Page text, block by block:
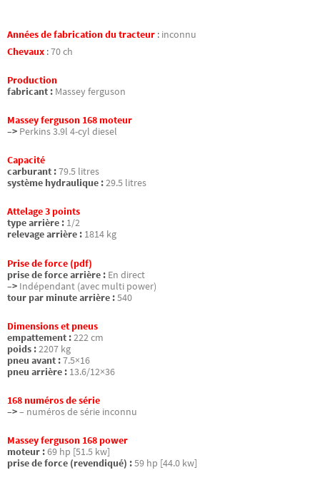
Années de fabrication du tracteur : inconnu
Chevaux :70 ch
Production
fabricant : Massey ferguson
Massey ferguson 168 moteur
–> Perkins 3.9l 4-cyl diesel
Capacité
carburant :79.5 litres
système hydraulique :29.5 litres
Attelage 3 points
type arrière : 1/2
relevage arrière : 1814 kg
Prise de force (pdf)
prise de force arrière : En direct
–> Indépendant (avec multi power)
tour par minute arrière :540
Dimensions et pneus
empattement :222 cm
poids :2207 kg
pneu avant :7.5×16
pneu arrière : 13.6/12×36
168 numéros de série
–>– numéros de série inconnu
Massey ferguson 168 power
moteur :69 hp [51.5 kw]
prise de force (revendiqué) :59 hp [44.0 kw]